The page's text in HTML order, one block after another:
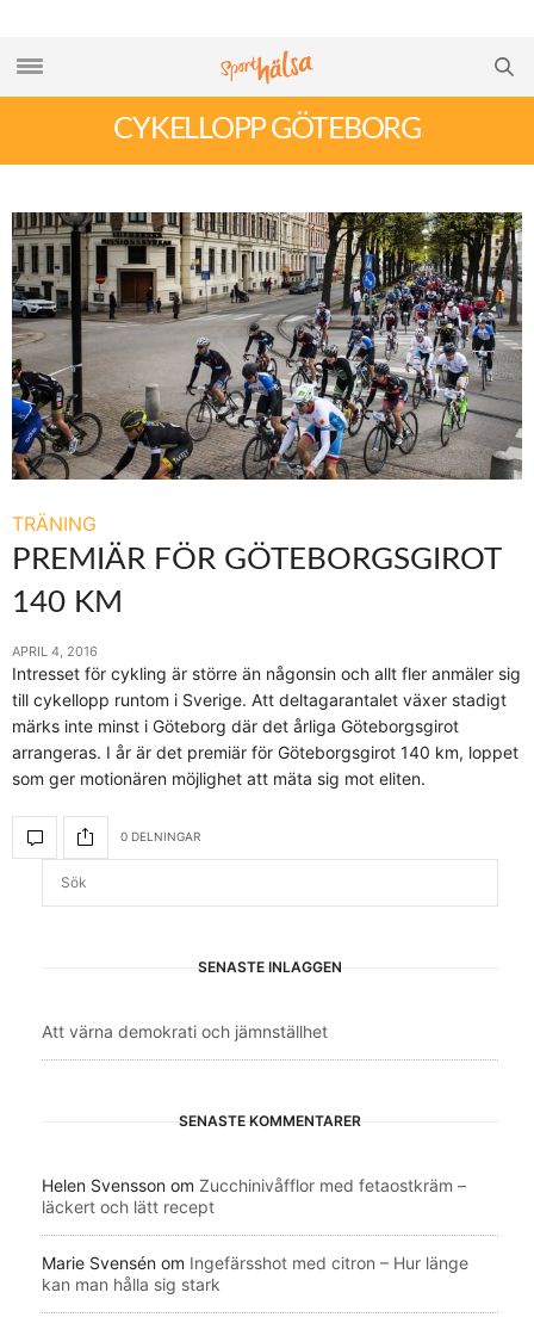
CYKELLOPP GÖTEBORG
TRÄNING
PREMIÄR FÖR GÖTEBORGSGIROT
140 KM
APRIL 4, 2016
Intresset för cykling är större än någonsin och allt fler anmäler sig
till cykellopp runtom i Sverige. Att deltagarantalet växer stadigt
märks inte minst i Göteborg där det årliga Göteborgsgirot
arrangeras. I år är det premiär för Göteborgsgirot 140 km, loppet
som ger motionären möjlighet att mäta sig mot eliten.
0 DELNINGAR
SENASTE INLÄGGEN
Att värna demokrati och jämnställhet
SENASTE KOMMENTARER
Helen Svensson om Zucchinivåfflor med fetaostkräm –
läckert och lätt recept
Marie Svensén om Ingefärsshot med citron – Hur länge
kan man hålla sig stark